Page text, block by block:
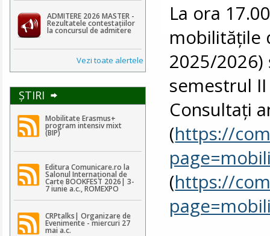
ADMITERE 2026 MASTER -
Rezultatele contestaţiilor
la concursul de admitere
Vezi toate alertele
ŞTIRI
Mobilitate Erasmus+
program intensiv mixt
(BIP)
Editura Comunicare.ro la
Salonul Internațional de
Carte BOOKFEST 2026| 3-
7 iunie a.c., ROMEXPO
CRPtalks| Organizare de
Evenimente - miercuri 27
mai a.c.
La ora
mobilitățile
2025/
semestrul
Consultați
(https://
(https://